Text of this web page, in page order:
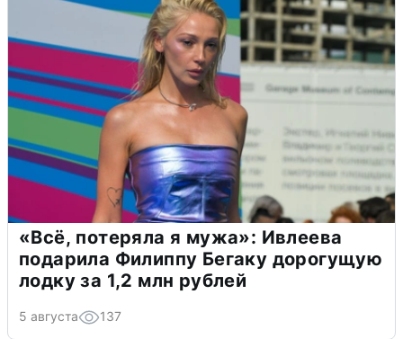
«Всё, потеряла я мужа»: Ивлеева
подарила Филиппу Бегаку дорогущую
лодку за 1,2 млн рублей
5 августа 137